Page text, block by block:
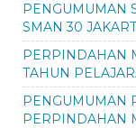
PENGUMUMAN
SMAN 30
PERPINDAHAN
TAHUN
PENGUMUMAN
PERPINDAHAN